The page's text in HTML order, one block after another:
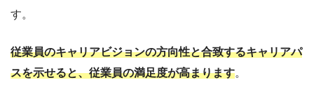
す。
従業員のキャリアビジョンの方向性と合致するキャリアパ
スを示せると、従業員の満足度が高まります。